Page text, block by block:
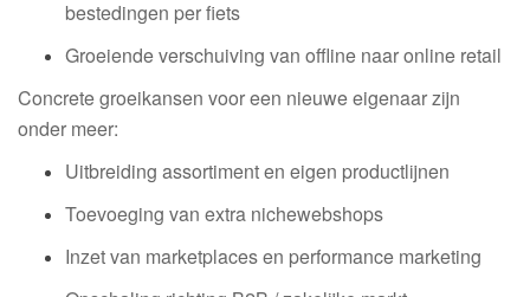
bestedingen per fiets
Groeiende verschuiving van offline naar online retail
Concrete groeikansen voor een nieuwe eigenaar zijn
onder meer:
Uitbreiding assortiment en eigen productlijnen
Toevoeging van extra nichewebshops
Inzet van marketplaces en performance marketing